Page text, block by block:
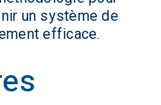
un système de
efficace.